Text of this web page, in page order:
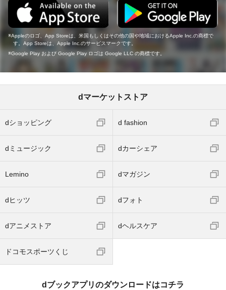
Appleのロゴ、App Storeは、米国もしくはその他の国や地域におけるApple Inc.の商標で
す。App Storeは、Apple Inc.のサービスマークです。
Google Play および Google Play ロゴは Google LLC の商標です。
dマーケットストア
dショッピング d fashion
dミュージック dカーシェア
Lemino dマガジン
dヒッツ dフォト
dアニメストア dヘルスケア
ドコモスポーツくじ
dブックアプリのダウンロードはコチラ